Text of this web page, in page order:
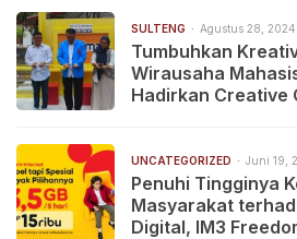
SULTENG Agustus 28, 2024
Tumbuhkan
Wirausaha
Hadirkan Creative
UNCATEGORIZED Juni 19,
Penuhi Tingginya
Masyarakat
Digital, IM3